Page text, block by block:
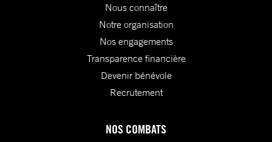
Nous connaître
Notre organisation
Nos engagements
Transparence financière
Devenir bénévole
Recrutement
NOS COMBATS